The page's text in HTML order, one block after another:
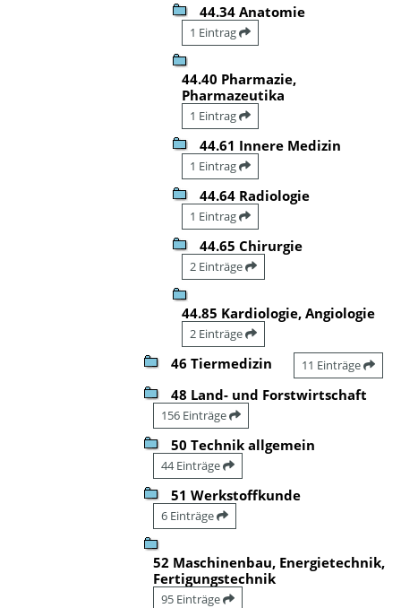
44.34 Anatomie
1 Eintrag
44.40 Pharmazie,
Pharmazeutika
1 Eintrag
44.61 Innere Medizin
1 Eintrag
44.64 Radiologie
1 Eintrag
44.65 Chirurgie
2 Einträge
44.85 Kardiologie, Angiologie
2 Einträge
46 Tiermedizin 11 Einträge
48 Land- und Forstwirtschaft
156 Einträge
50 Technik allgemein
44 Einträge
51 Werkstoffkunde
6 Einträge
52 Maschinenbau, Energietechnik,
Fertigungstechnik
95 Einträge